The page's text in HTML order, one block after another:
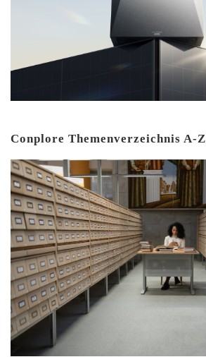
Conplore Themenverzeichnis A-Z